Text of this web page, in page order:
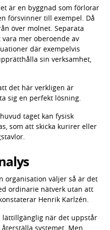
är en byggnad som förlorar
försvinner till exempel. Då
över molnet. Separata
mer oberoende av
där exempelvis
sin verksamhet,
det här verkligen är
sig en perfekt lösning.
taget kan fysisk
som att skicka kurirer eller
organisation väljer så är det
ordinarie nätverk utan att
Henrik Karlzén.
lättillgänglig när det uppstår
systemet. Men